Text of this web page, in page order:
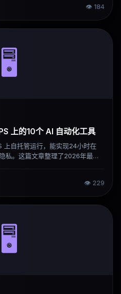
👁 184
🖥️
上的10个 AI 自动化工具
上自托管运行，能实现24小时在
私。这篇文章整理了2026年最值
👁 229
🖥️